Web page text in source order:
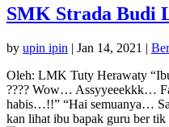
SMK Strada Budi
by upin ipin | Jan 14, 2021 |
Oleh: LMK Tuty Herawaty
???? Wow… Assyyeeekkk…
habis…!!” “Hai semuanya…
kan lihat ibu bapak guru ber tik